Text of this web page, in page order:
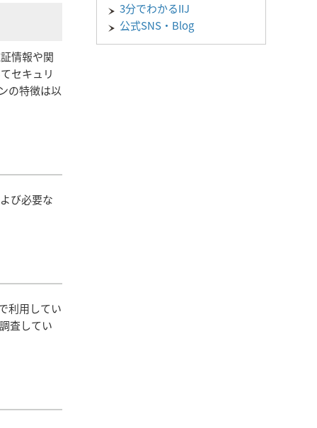
情報や関
セキュリ
の特徴は以
び必要な
利用してい
査してい
3分でわかるIIJ
公式SNS・Blog